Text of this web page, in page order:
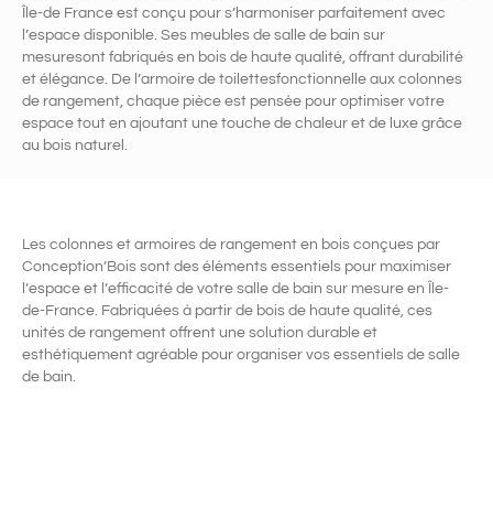
Île-de France est conçu pour s’harmoniser parfaitement avec
l’espace disponible. Ses meubles de salle de bain sur
mesuresont fabriqués en bois de haute qualité, offrant durabilité
et élégance. De l’armoire de toilettesfonctionnelle aux colonnes
de rangement, chaque pièce est pensée pour optimiser votre
espace tout en ajoutant une touche de chaleur et de luxe grâce
au bois naturel.
Les colonnes et armoires de rangement en bois conçues par
Conception’Bois sont des éléments essentiels pour maximiser
l’espace et l’efficacité de votre salle de bain sur mesure en Île-
de-France. Fabriquées à partir de bois de haute qualité, ces
unités de rangement offrent une solution durable et
esthétiquement agréable pour organiser vos essentiels de salle
de bain.